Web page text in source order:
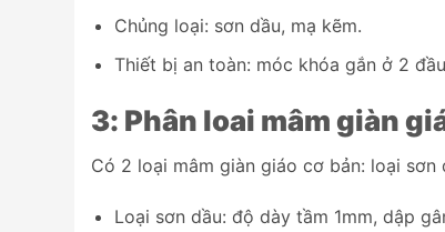
Chủng loại: sơn dầu, mạ kẽm.
Thiết bị an toàn: móc khóa gắn ở 2 đầu
3: Phân loai mâm giàn
Có 2 loại mâm giàn giáo cơ bản: loại sơn
Loại sơn dầu: độ dày tầm 1mm, dập